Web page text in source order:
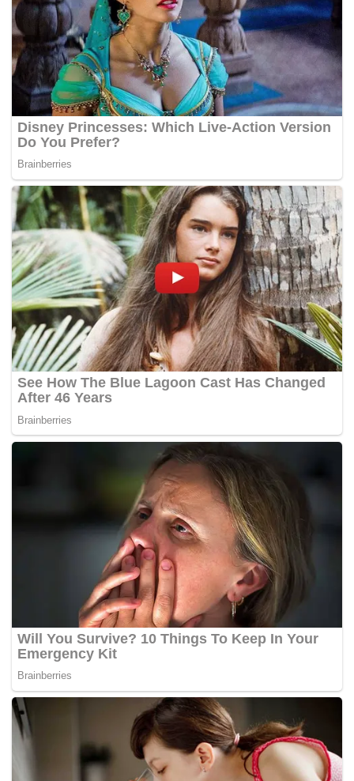
bersama pihak terkait, baik di tingkat daerah
maupun pusat, agar pelaksanaan MBG ini bisa
segera menyasar seluruh siswa tanpa terkecuali.
Harapannya, tidak ada lagi kesenjangan penerima
program di tiap jenjang pendidikan,” tegasnya.
Wawan mengatakan, pihaknya juga akan terus
melakukan evaluasi berkala untuk memastikan
percepatan distribusi MBG dapat berjalan optimal,
terutama bagi sekolah-sekolah yang hingga kini
belum terjangkau.
Selain itu, Disdikbud Karawang juga berkomitmen
untuk terus memantau pelaksanaan MBG di seluruh
sekolah yang merupakan penerima manfaat untuk
memastikan kualitas makanan yang diberikan
kepada siswa tetap terjaga sesuai standar gizi yang
telah ditetapkan pemerintah.
“Bukan hanya soal pemerataan, tapi juga kualitas.
Kami ingin memastikan makanan yang diterima
siswa benar-benar memenuhi standar gizi, higienis,
dan aman untuk dikonsumsi,” tuturnya.
Ia berharap, dengan sinergi antara pemerintah
daerah, pusat, kejaksaan serta seluruh pemangku
kepentingan, program MBG dapat segera dirasakan
oleh seluruh siswa di Kabupaten Karawang tanpa
“Harapannya tentu program ini bisa segera
menjangkau semua siswa. Karena ini program yang
sangat baik untuk mendukung kesehatan dan
konsentrasi belajar anak-anak kita di sekolah,”
pungkasnya.(*)